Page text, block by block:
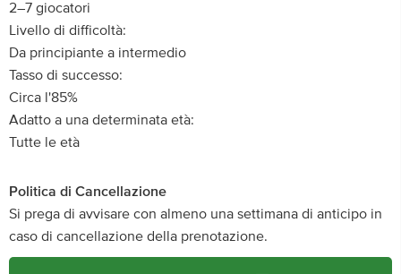
2–7 giocatori
Livello di difficoltà:
Da principiante a intermedio
Tasso di successo:
Circa l'85%
Adatto a una determinata età:
Tutte le età
Politica di Cancellazione
Si prega di avvisare con almeno una settimana di anticipo in
caso di cancellazione della prenotazione.